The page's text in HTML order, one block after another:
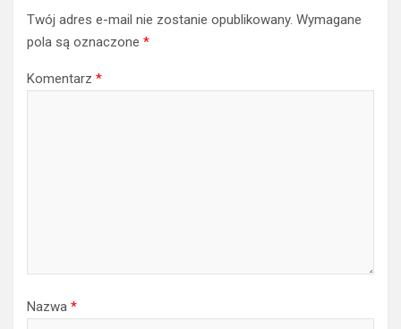
Twój adres e-mail nie zostanie opublikowany. Wymagane
pola są oznaczone *
Komentarz *
Nazwa *